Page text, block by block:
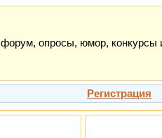
опросы, юмор, конкурсы
Регистрация